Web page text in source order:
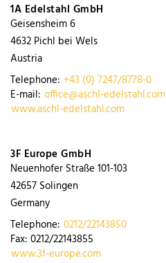
1A Edelstahl GmbH
Geisensheim 6
4632 Pichl bei Wels
Austria
Telephone: +43 (0) 7247/8778-0
E-mail: office@aschl-edelstahl.com
www.aschl-edelstahl.com
3F Europe GmbH
Neuenhofer Straße 101-103
42657 Solingen
Germany
Telephone: 0212/22143850
Fax: 0212/22143855
www.3f-europe.com